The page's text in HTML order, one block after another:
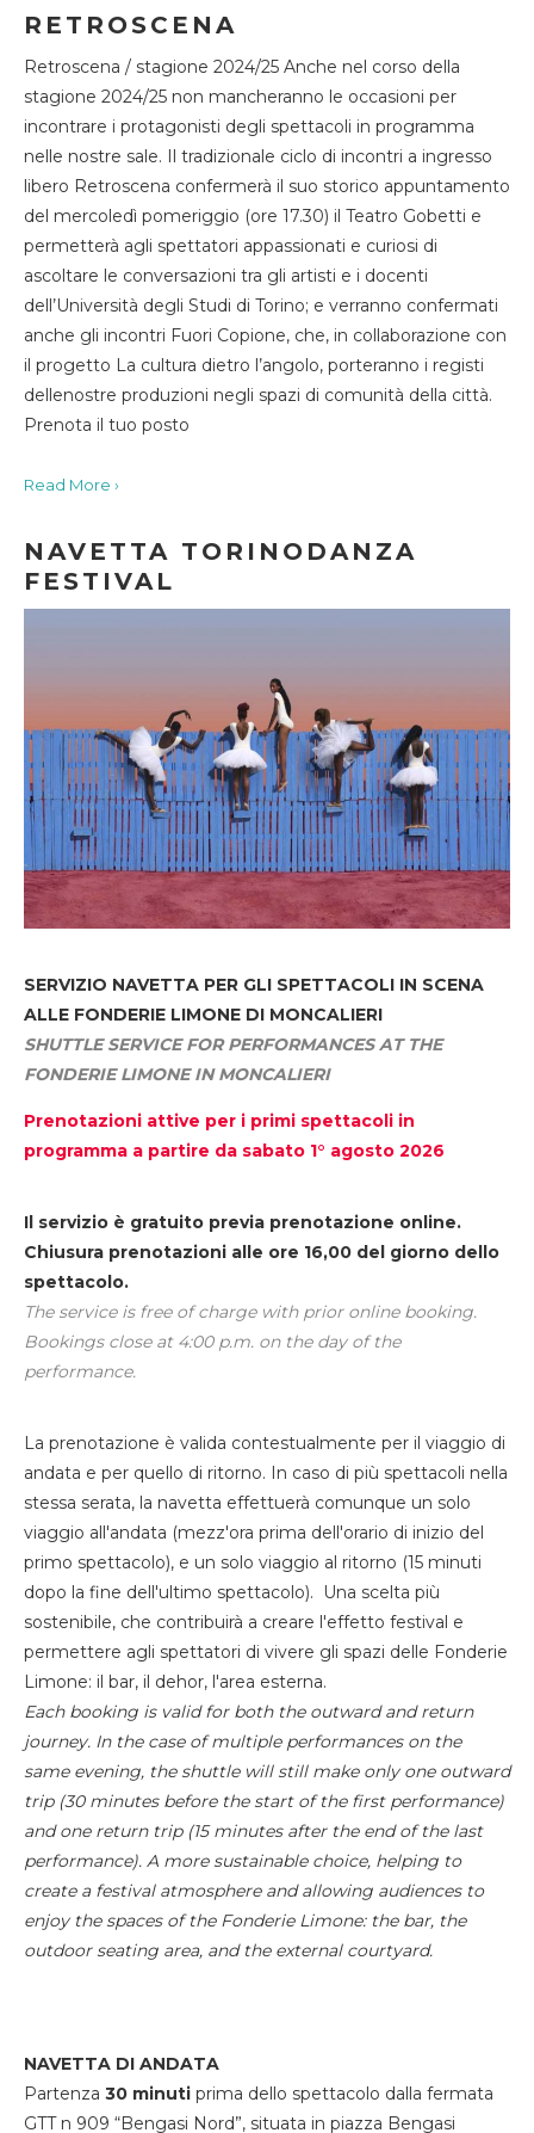
RETROSCENA
Retroscena / stagione 2024/25 Anche nel corso della
stagione 2024/25 non mancheranno le occasioni per
incontrare i protagonisti degli spettacoli in programma
nelle nostre sale. Il tradizionale ciclo di incontri a ingresso
libero Retroscena confermerà il suo storico appuntamento
del mercoledì pomeriggio (ore 17.30) il Teatro Gobetti e
permetterà agli spettatori appassionati e curiosi di
ascoltare le conversazioni tra gli artisti e i docenti
dell’Università degli Studi di Torino; e verranno confermati
anche gli incontri Fuori Copione, che, in collaborazione con
il progetto La cultura dietro l’angolo, porteranno i registi
dellenostre produzioni negli spazi di comunità della città.
Prenota il tuo posto
Read More ›
NAVETTA TORINODANZA
FESTIVAL
SERVIZIO NAVETTA PER GLI SPETTACOLI IN SCENA
ALLE FONDERIE LIMONE DI MONCALIERI
SHUTTLE SERVICE FOR PERFORMANCES AT THE
FONDERIE LIMONE IN MONCALIERI
Prenotazioni attive per i primi spettacoli in
programma a partire da sabato 1° agosto 2026
Il servizio è gratuito previa prenotazione online.
Chiusura prenotazioni alle ore 16,00 del giorno dello
spettacolo.
The service is free of charge with prior online booking.
Bookings close at 4:00 p.m. on the day of the
performance.
La prenotazione è valida contestualmente per il viaggio di
andata e per quello di ritorno. In caso di più spettacoli nella
stessa serata, la navetta effettuerà comunque un solo
viaggio all'andata (mezz'ora prima dell'orario di inizio del
primo spettacolo), e un solo viaggio al ritorno (15 minuti
dopo la fine dell'ultimo spettacolo). Una scelta più
sostenibile, che contribuirà a creare l'effetto festival e
permettere agli spettatori di vivere gli spazi delle Fonderie
Limone: il bar, il dehor, l'area esterna.
Each booking is valid for both the outward and return
journey. In the case of multiple performances on the
same evening, the shuttle will still make only one outward
trip (30 minutes before the start of the first performance)
and one return trip (15 minutes after the end of the last
performance). A more sustainable choice, helping to
create a festival atmosphere and allowing audiences to
enjoy the spaces of the Fonderie Limone: the bar, the
outdoor seating area, and the external courtyard.
NAVETTA DI ANDATA
Partenza 30 minuti prima dello spettacolo dalla fermata
GTT n 909 “Bengasi Nord”, situata in piazza Bengasi